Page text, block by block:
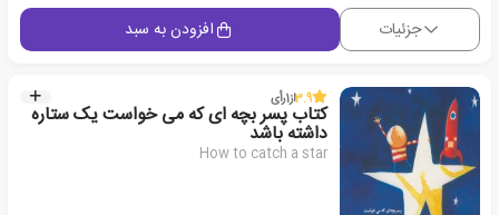
جزئیات افزودن به سبد
3.9از1رأی
کتاب پسر بچه ای که می خواست یک ستاره
داشته باشد
How to catch a star